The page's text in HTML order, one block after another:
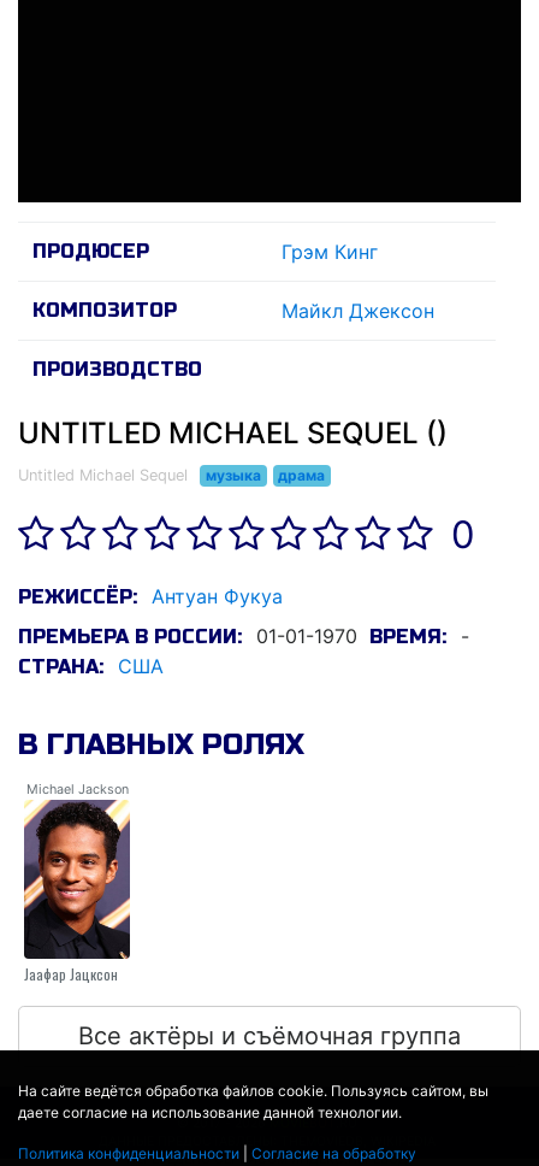
На сайте ведётся обработка файлов cookie. Пользуясь сайтом, вы
даете согласие на использование данной технологии.
Политика конфиденциальности Согласие на обработку
ПРОДЮСЕР Грэм Кинг
КОМПОЗИТОР Майкл Джексон
ПРОИЗВОДСТВО
UNTITLED MICHAEL SEQUEL ()
Untitled Michael Sequel музыка драма
0
РЕЖИССЁР: Антуан Фукуа
ПРЕМЬЕРА В РОССИИ: 01-01-1970 ВРЕМЯ: -
СТРАНА: США
В ГЛАВНЫХ РОЛЯХ
Michael Jackson
Jаафар Jацксон
Все актёры и съёмочная группа
© 2017 - 2026MOVIEBOT.RU
ДАННЫЕ ПРЕДОСТАВЛЕНЫ:
ПЕРЕВЕДЕНО СЕРВИСОМЯНДЕКС.ПЕРЕВОД